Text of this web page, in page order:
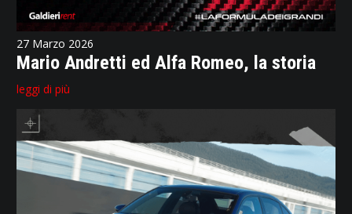
27 Marzo 2026
Mario Andretti ed Alfa Romeo, la storia
leggi di più